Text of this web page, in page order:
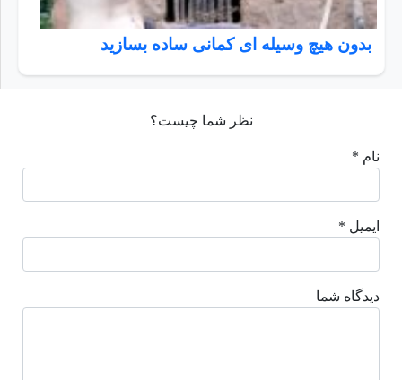
بدون هیچ وسیله ای کمانی ساده بسازید
نظر شما چیست؟
نام *
ایمیل *
دیدگاه شما